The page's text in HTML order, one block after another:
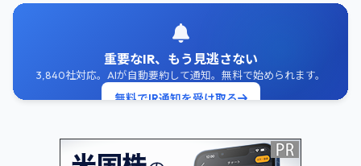
重要なIR、もう見逃さない
3,840社対応。AIが自動要約して通知。無料で始められます。
無料でIR通知を受け取る